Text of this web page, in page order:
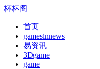
杯杯阁
首页
gamesinnews
易资讯
3Dgame
game